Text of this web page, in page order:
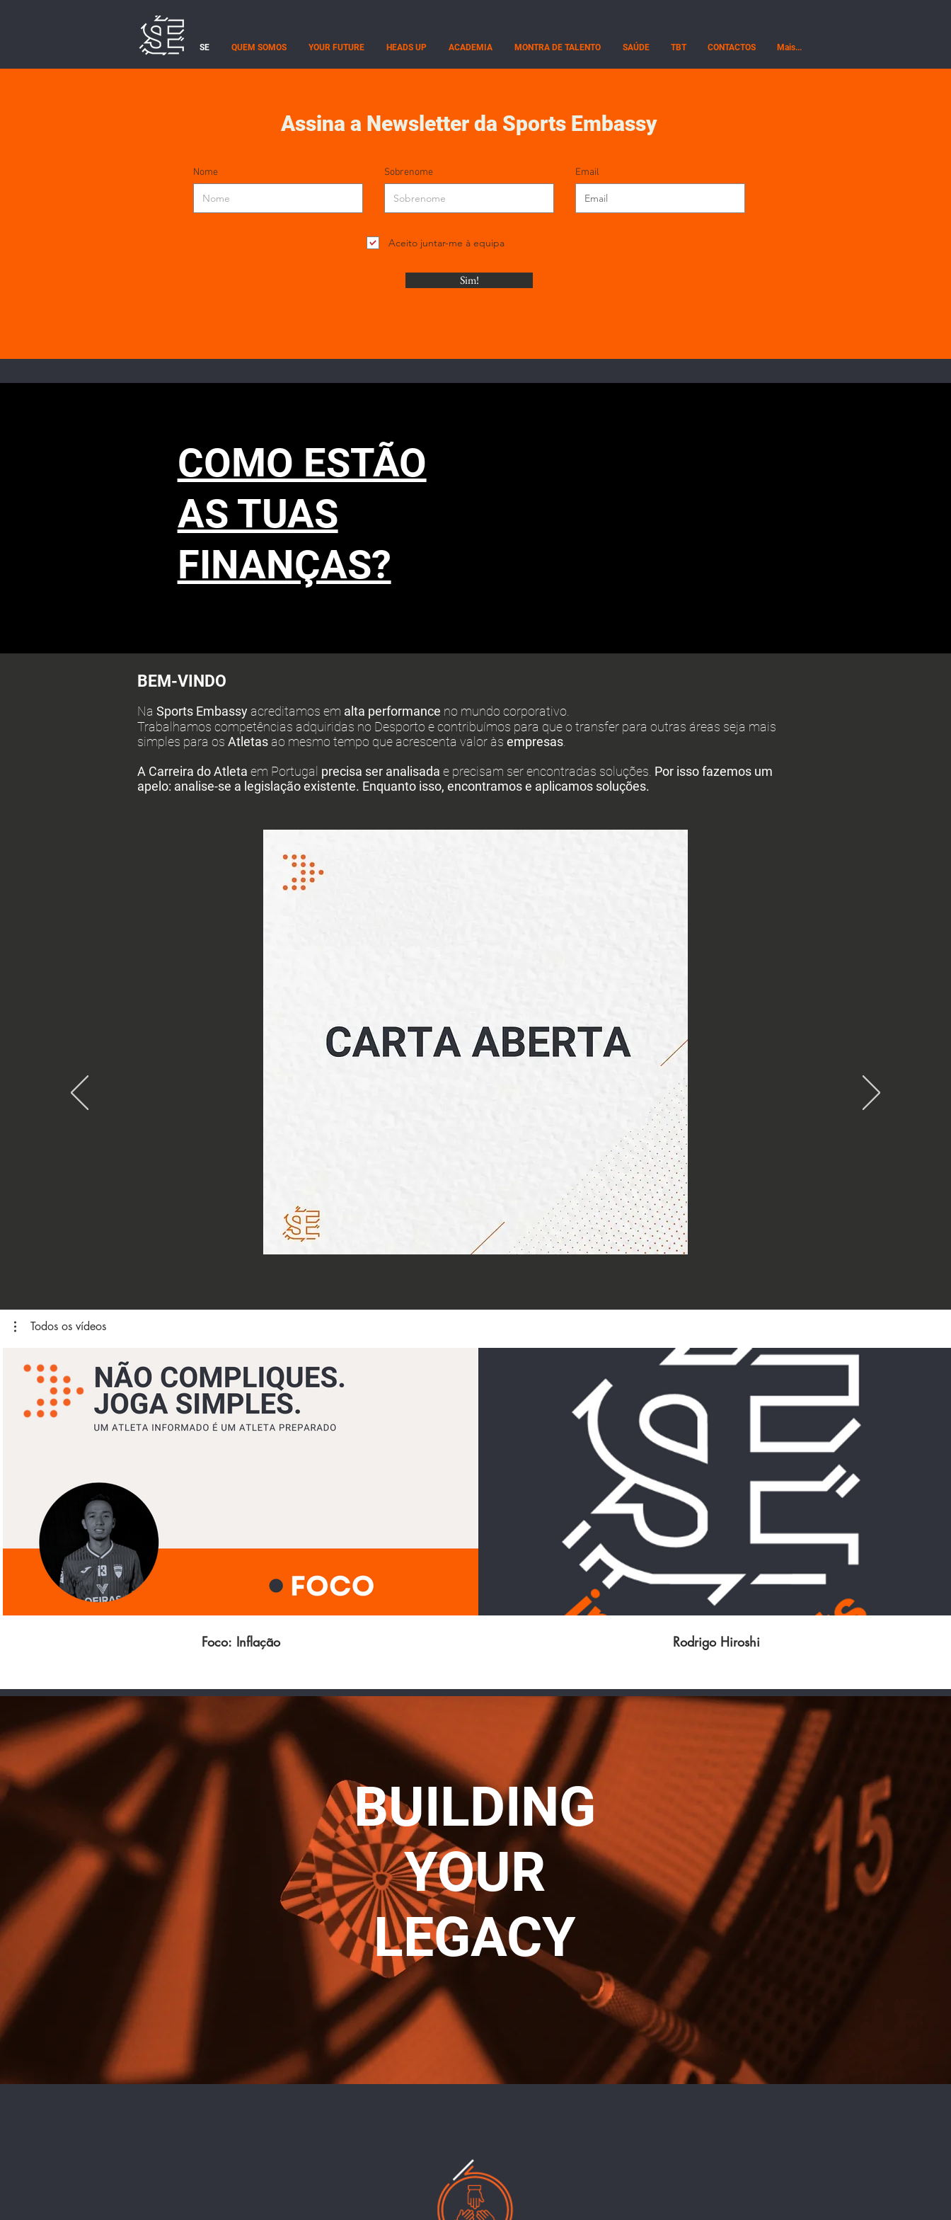
SE QUEM SOMOS YOUR FUTURE HEADS UP ACADEMIA MONTRA DE TALENTO SAÚDE TBT CONTACTOS Mais...
Assina a Newsletter da Sports Embassy
Nome Sobrenome Email
Aceito juntar-me à equipa
Sim!
COMO ESTÃO
AS TUAS
FINANÇAS?
BEM-VINDO
Na Sports Embassyacreditamos em alta performance no mundo corporativo.
Trabalhamos competências adquiridas no Desporto econtribuímos para que o transfer para outras áreas seja mais
simples para os Atletasao mesmo tempo que acrescenta valor às empresas
A Carreira do Atleta em Portugal precisa ser analisada e precisam ser encontradas soluções. Por isso fazemos um
apelo: analise-se a legislação existente. Enquanto isso, encontramos e aplicamos soluções.
Todos os vídeos
Foco: Inflação
Reproduzir vídeo
Rodrigo Hiroshi
BUILDING
YOUR
LEGACY